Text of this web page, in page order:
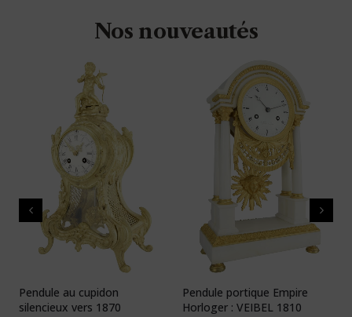
Nos nouveautés
Pendule au cupidon
silencieux vers 1870
Pendule portique Empire
Horloger : VEIBEL 1810